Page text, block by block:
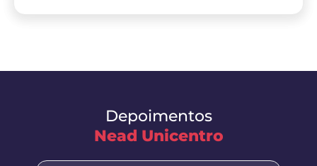
Depoimentos
Nead Unicentro